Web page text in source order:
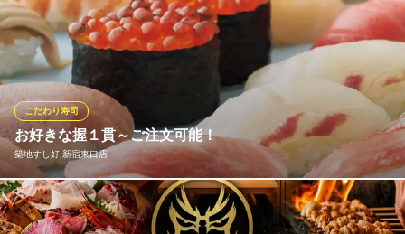
注文を頂いてから、一貫一貫丁寧に握っております。ごゆっくり
とお楽しみください。
高級寿司食べ放題 雛鮨 新宿アイランドタワー
鮮度抜群の寿司専門店
都営大江戸線都庁前駅 徒歩5分
東京都新宿区西新宿6-5-1 新宿アイランドタワーB1
お好きな握１貫～ご注文可能！
築地すし好 新宿東口店
こだわり寿司
毎日東京中央卸売市場へと足を運び、目利きが仕入れた旬の厳選
食材で作るこだわりにぎりは、1貫99円～605円（税込）の明朗会